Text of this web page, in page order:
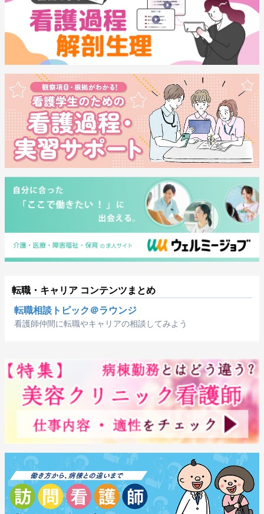
転職・キャリア コンテンツまとめ
転職相談トピック＠ラウンジ
看護師仲間に転職やキャリアの相談してみよう